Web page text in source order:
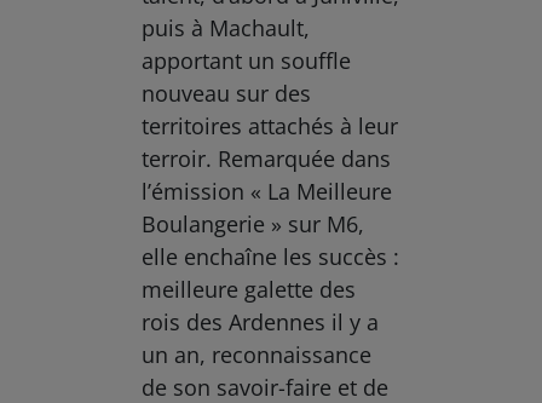
puis à Machault,
apportant un souffle
nouveau sur des
territoires attachés à leur
terroir. Remarquée dans
l’émission « La Meilleure
Boulangerie » sur M6,
elle enchaîne les succès :
meilleure galette des
rois des Ardennes il y a
un an, reconnaissance
de son savoir-faire et de